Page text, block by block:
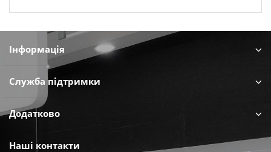
Інформація
Служба підтримки
Додатково
Наші контакти